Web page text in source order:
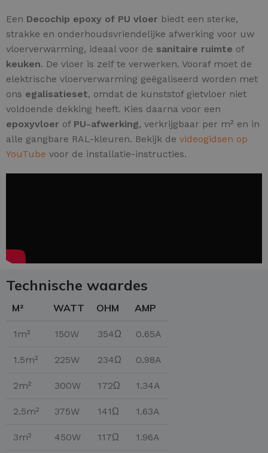
Een Decochip epoxy of PU vloer biedt een sterke,
strakke en onderhoudsvriendelijke afwerking voor uw
vloerverwarming, ideaal voor de sanitaire ruimte of
keuken. De vloer is zelf te verwerken. Vooraf moet de
elektrische vloerverwarming geëgaliseerd worden met
ons egalisatieset, omdat de kunststof gietvloer niet
voldoende dekking heeft. Kies daarna voor een
epoxyvloer of PU-afwerking, verkrijgbaar per m² en in
alle gangbare RAL-kleuren. Bekijk de videogidsen op
YouTube voor de installatie-instructies.
Technische waardes
M² WATT OHM AMP
1m² 150W 354Ω 0.65A
1.5m² 225W 234Ω 0.98A
2m² 300W 172Ω 1.34A
2.5m² 375W 141Ω 1.63A
3m² 450W 117Ω 1.96A